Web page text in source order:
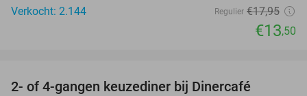
Verkocht: 2.144
Regulier €17,95
€13,50
2- of 4-gangen keuzediner bij Dinercafé